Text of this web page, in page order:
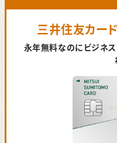
三井住友カー
永年無料なのにビジネ